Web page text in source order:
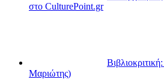
στο CulturePoint.gr
Μαριώτης)